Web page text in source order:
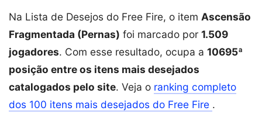
Na Lista de Desejos do Free Fire, o item Ascensão
Fragmentada (Pernas) foi marcado por 1.509
jogadores. Com esse resultado, ocupa a 10695ª
posição entre os itens mais desejados
catalogados pelo site. Veja o ranking completo
dos 100 itens mais desejados do Free Fire .